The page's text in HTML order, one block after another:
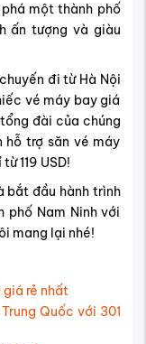
một thành phố
ấn tượng và giàu
đi từ Hà Nội
vé máy bay giá
đài của chúng
hỗ trợ săn vé máy
119 USD!
bắt đầu hành trình
Nam Ninh với
mang lại nhé!
giá rẻ nhất
Quốc với 301